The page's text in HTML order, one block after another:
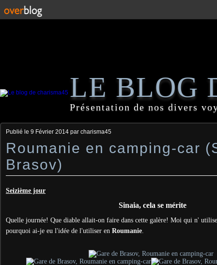
LE BLOG
Présentation de nos divers
Publié le 9 Février 2014 par charisma45
Roumanie en camping-car
Brasov)
Seizième jour
Sinaia, cela se mérite
Quelle journée! Que diable allait-on faire dans cette galère! Moi qui n'
pourquoi ai-je eu l'idée de l'utiliser en Roumanie.